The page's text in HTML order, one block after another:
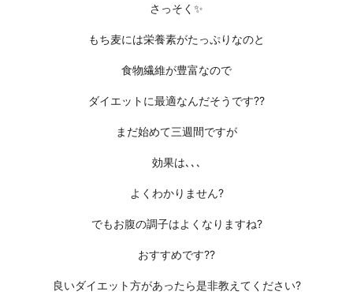
さっそく✨
もち麦には栄養素がたっぷりなのと
食物繊維が豊富なので
ダイエットに最適なんだそうです??
まだ始めて三週間ですが
効果は､､､
よくわかりません?
でもお腹の調子はよくなりますね?
おすすめです??
良いダイエット方があったら是非教えてください?